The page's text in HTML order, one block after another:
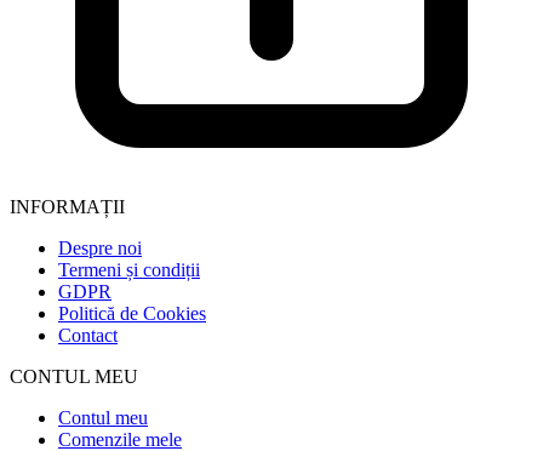
INFORMAȚII
Despre noi
Termeni și condiții
GDPR
Politică de Cookies
Contact
CONTUL MEU
Contul meu
Comenzile mele